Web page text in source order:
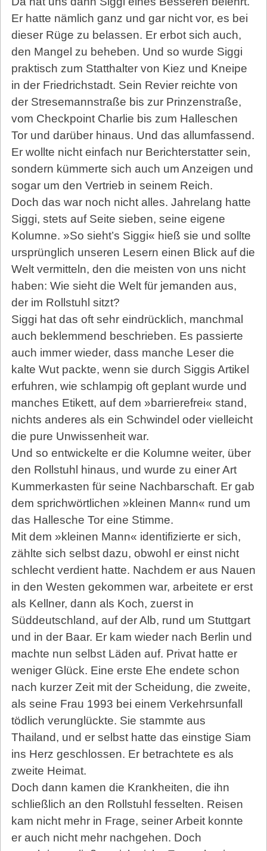
Er hatte nämlich ganz und gar nicht vor, es bei
dieser Rüge zu belassen. Er erbot sich auch,
den Mangel zu beheben. Und so wurde Siggi
praktisch zum Statthalter von Kiez und Kneipe
in der Friedrichstadt. Sein Revier reichte von
der Stresemannstraße bis zur Prinzenstraße,
vom Checkpoint Charlie bis zum Halleschen
Tor und darüber hinaus. Und das allumfassend.
Er wollte nicht einfach nur Berichterstatter sein,
sondern kümmerte sich auch um Anzeigen und
sogar um den Vertrieb in seinem Reich.
Doch das war noch nicht alles. Jahrelang hatte
Siggi, stets auf Seite sieben, seine eigene
Kolumne. »So sieht’s Siggi« hieß sie und sollte
ursprünglich unseren Lesern einen Blick auf die
Welt vermitteln, den die meisten von uns nicht
haben: Wie sieht die Welt für jemanden aus,
der im Rollstuhl sitzt?
Siggi hat das oft sehr eindrücklich, manchmal
auch beklemmend beschrieben. Es passierte
auch immer wieder, dass manche Leser die
kalte Wut packte, wenn sie durch Siggis Artikel
erfuhren, wie schlampig oft geplant wurde und
manches Etikett, auf dem »barrierefrei« stand,
nichts anderes als ein Schwindel oder vielleicht
die pure Unwissenheit war.
Und so entwickelte er die Kolumne weiter, über
den Rollstuhl hinaus, und wurde zu einer Art
Kummerkasten für seine Nachbarschaft. Er gab
dem sprichwörtlichen »kleinen Mann« rund um
das Hallesche Tor eine Stimme.
Mit dem »kleinen Mann« identifizierte er sich,
zählte sich selbst dazu, obwohl er einst nicht
schlecht verdient hatte. Nachdem er aus Nauen
in den Westen gekommen war, arbeitete er erst
als Kellner, dann als Koch, zuerst in
Süddeutschland, auf der Alb, rund um Stuttgart
und in der Baar. Er kam wieder nach Berlin und
machte nun selbst Läden auf. Privat hatte er
weniger Glück. Eine erste Ehe endete schon
nach kurzer Zeit mit der Scheidung, die zweite,
als seine Frau 1993 bei einem Verkehrsunfall
tödlich verunglückte. Sie stammte aus
Thailand, und er selbst hatte das einstige Siam
ins Herz geschlossen. Er betrachtete es als
zweite Heimat.
Doch dann kamen die Krankheiten, die ihn
schließlich an den Rollstuhl fesselten. Reisen
kam nicht mehr in Frage, seiner Arbeit konnte
er auch nicht mehr nachgehen. Doch